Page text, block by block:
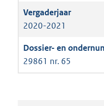
2020-2021
29861 nr. 65